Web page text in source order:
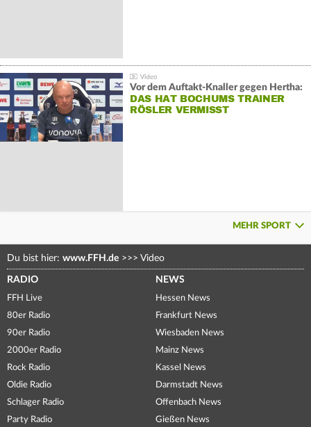
Vor dem Auftakt-Knaller gegen Hertha:
DAS HAT BOCHUMS TRAINER
RÖSLER VERMISST
MEHR SPORT
Du bist hier: www.FFH.de >>> Video
RADIO
FFH Live
80er Radio
90er Radio
2000er Radio
Rock Radio
Oldie Radio
Schlager Radio
Party Radio
NEWS
Hessen News
Frankfurt News
Wiesbaden News
Mainz News
Kassel News
Darmstadt News
Offenbach News
Gießen News